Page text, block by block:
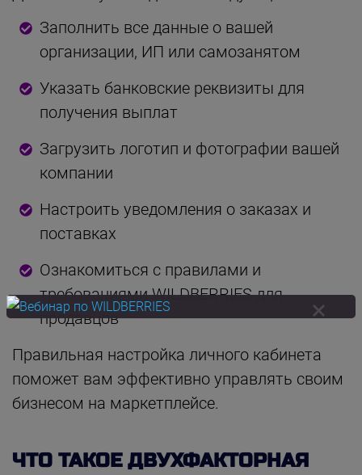
Заполнить все данные о вашей
организации, ИП или самозанятом
Указать банковские реквизиты для
получения выплат
Загрузить логотип и фотографии вашей
компании
Настроить уведомления о заказах и
поставках
Ознакомиться с правилами и
требованиями WILDBERRIES для
продавцов
Правильная настройка личного кабинета
поможет вам эффективно управлять своим
бизнесом на маркетплейсе.
ЧТО ТАКОЕ ДВУХФАКТОРНАЯ